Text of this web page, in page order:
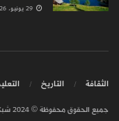
الثقافة التاريخ
جميع الحقوق محفوظة © 2024 شبكة مرحبا تركيا الإخبارية